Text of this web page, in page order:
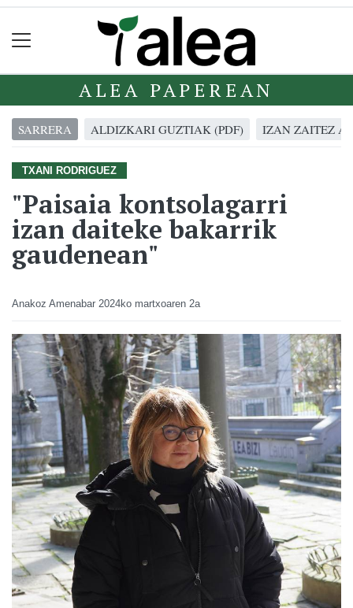
ALEA PAPEREAN
SARRERA ALDIZKARI GUZTIAK (PDF) IZAN ZAITEZ
TXANI RODRIGUEZ
"Paisaia kontsolagarri
izan daiteke bakarrik
gaudenean"
Anakoz Amenabar 2024ko martxoaren 2a